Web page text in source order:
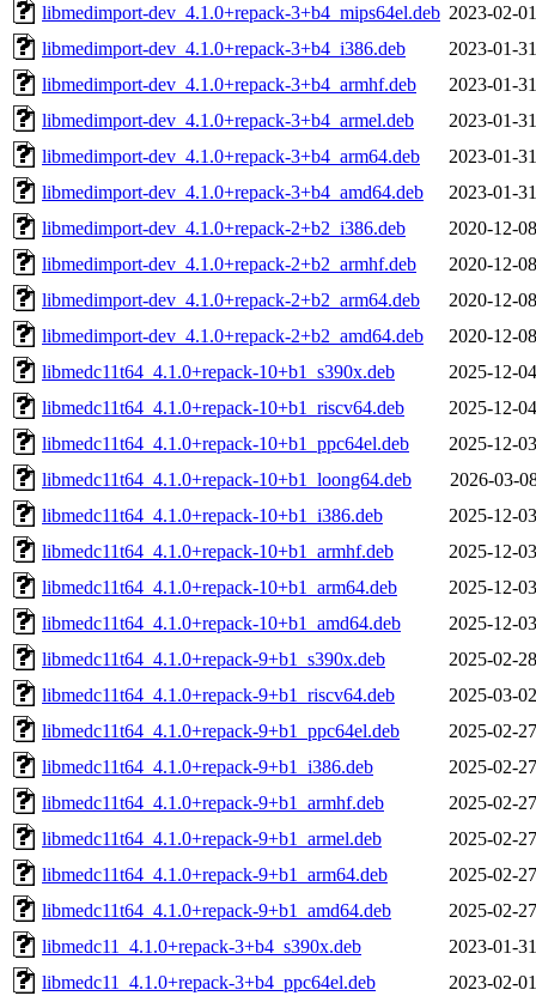
libmedimport-dev_4.1.0+repack-3+b4_mips64el.deb 2023-02-
libmedimport-dev_4.1.0+repack-3+b4_i386.deb
2023-01-
libmedimport-dev_4.1.0+repack-3+b4_armhf.deb
2023-01-
libmedimport-dev_4.1.0+repack-3+b4_armel.deb
2023-01-
libmedimport-dev_4.1.0+repack-3+b4_arm64.deb
2023-01-
libmedimport-dev_4.1.0+repack-3+b4_amd64.deb
2023-01-
libmedimport-dev_4.1.0+repack-2+b2_i386.deb
2020-12-
libmedimport-dev_4.1.0+repack-2+b2_armhf.deb
2020-12-
libmedimport-dev_4.1.0+repack-2+b2_arm64.deb
2020-12-
libmedimport-dev_4.1.0+repack-2+b2_amd64.deb
2020-12-
libmedc11t64_4.1.0+repack-10+b1_s390x.deb
2025-12-
libmedc11t64_4.1.0+repack-10+b1_riscv64.deb
2025-12-
libmedc11t64_4.1.0+repack-10+b1_ppc64el.deb
2025-12-
libmedc11t64_4.1.0+repack-10+b1_loong64.deb
2026-03-
libmedc11t64_4.1.0+repack-10+b1_i386.deb
2025-12-
libmedc11t64_4.1.0+repack-10+b1_armhf.deb
2025-12-
libmedc11t64_4.1.0+repack-10+b1_arm64.deb
2025-12-
libmedc11t64_4.1.0+repack-10+b1_amd64.deb
2025-12-
libmedc11t64_4.1.0+repack-9+b1_s390x.deb
2025-02-
libmedc11t64_4.1.0+repack-9+b1_riscv64.deb
2025-03-
libmedc11t64_4.1.0+repack-9+b1_ppc64el.deb
2025-02-
libmedc11t64_4.1.0+repack-9+b1_i386.deb
2025-02-
libmedc11t64_4.1.0+repack-9+b1_armhf.deb
2025-02-
libmedc11t64_4.1.0+repack-9+b1_armel.deb
2025-02-
libmedc11t64_4.1.0+repack-9+b1_arm64.deb
2025-02-
libmedc11t64_4.1.0+repack-9+b1_amd64.deb
2025-02-
libmedc11_4.1.0+repack-3+b4_s390x.deb
2023-01-
libmedc11_4.1.0+repack-3+b4_ppc64el.deb
2023-02-